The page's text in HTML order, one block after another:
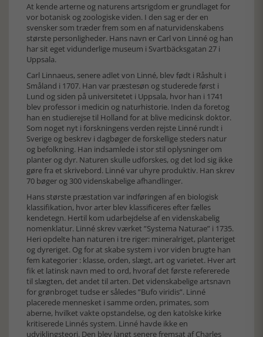
At kende arterne og naturens artsrigdom er grundlaget for
vor botanisk og zoologiske viden. I den sag er der en
svensker som træder frem som en af naturvidenskabens
største personligheder. Hans navn er Carl von Linné og han
har sit eget vidunderlige museum i Svartbäcksgatan 27 i
Uppsala.
Carl Linnaeus, senere adlet von Linné, blev født i Råshult i
Småland i 1707. Han var præstesøn og studerede først i
Lund og siden på universitetet i Uppsala, hvor han i 1741
blev professor i medicin og naturhistorie. Inden da foretog
han en studierejse til Holland for at blive medicinsk doktor.
Som noget nyt i forskningens verden rejste Linné rundt i
Sverige og beskrev i dagbøger de forskellige steders natur
og befolkning. Han indsamlede i stor stil oplysninger om
planter og dyr. Naturen skulle udforskes, og det lod sig ikke
gøre fra et skrivebord. Linné var uhyre produktiv. Han skrev
70 bøger og 300 videnskabelige afhandlinger.
Hans største præstation var indføringen af en biologisk
klassifikation, hvor arter blev klassificeres efter fælles
kendetegn. Hertil kom udarbejdelse af en videnskabelig
nomenklatur. Linné skrev værket ”Systema Naturae” i 1735.
Heri opdelte han naturen i tre riger: mineralriget, planteriget
og dyreriget. Og for at skabe system i vor viden brugte han
fem kategorier : klasse, orden, slægt, art og varietet. Hver art
fik et latinsk navn med to ord, hvoraf det første refererede
til slægten, det andet til arten. Det videnskabelige artsnavn
for grønbroget tudse er således ”Bufo viridis”. Linné
placerede mennesket i samme orden, primates, som
aberne, hvilket vakte opstandelse, og den katolske kirke
kritiserede Linnés system. Linné havde ikke en
udviklingsteori. Den blev langt senere fremsat af Charles